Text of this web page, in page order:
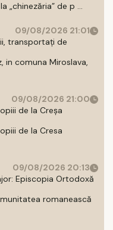
„chinezăria” de p ...
09/08/2026 21:01
transportați de
in comuna Miroslava,
09/08/2026 21:00
de la Creșa
de la Cresa
09/08/2026 20:13
Episcopia Ortodoxă
romanească